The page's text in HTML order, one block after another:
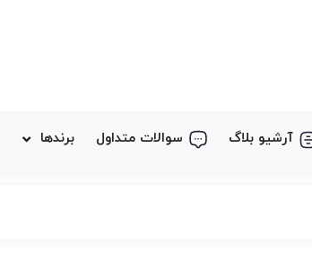
آرشیو بلاگ سوالات متداول برندها